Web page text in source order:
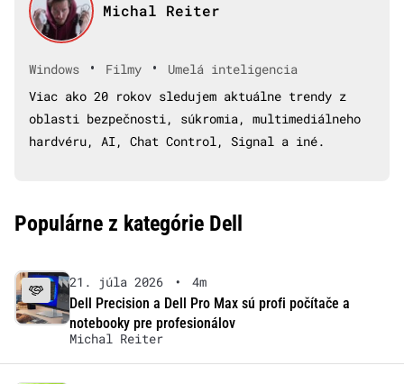
Michal Reiter
Windows • Filmy •
Umelá inteligencia
Viac ako 20 rokov sledujem aktuálne trendy z
oblasti bezpečnosti, súkromia, multimediálneho
hardvéru, AI, Chat Control, Signal a iné.
Populárne z kategórie Dell
21. júla 2026 •
4m
Dell Precision a Dell Pro Max sú profi počítače a
notebooky pre profesionálov
Michal Reiter